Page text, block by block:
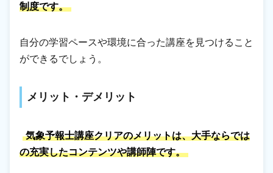
制度です。
自分の学習ペースや環境に合った講座を見つけること
ができるでしょう。
メリット・デメリット
気象予報士講座クリアのメリットは、大手ならでは
の充実したコンテンツや講師陣です。